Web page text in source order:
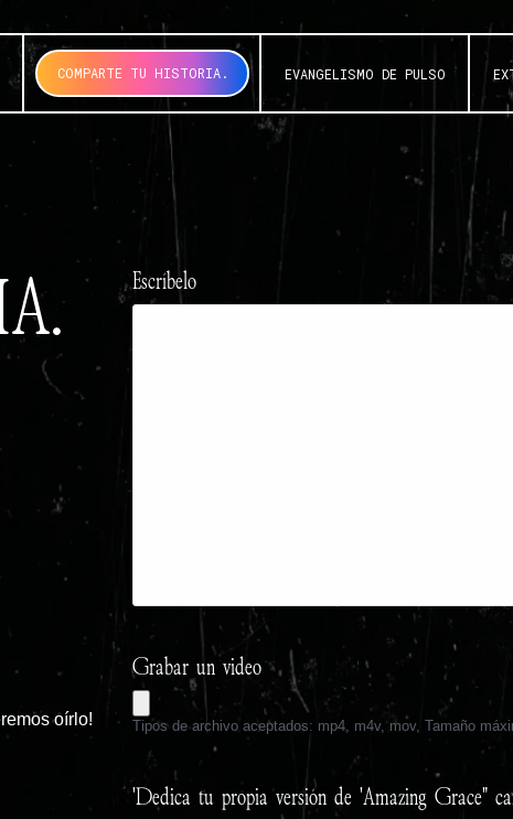
COMPARTE TU HISTORIA. EVANGELISMO DE PULSO
oírlo!
Escríbelo
Grabar un video
Tipos de archivo aceptados: mp4, m4v, mov, Tamaño
'Dedica tu propia versión de 'Amazing Grace"